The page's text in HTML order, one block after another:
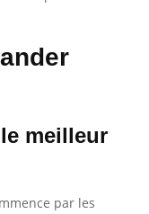
meilleur
par les